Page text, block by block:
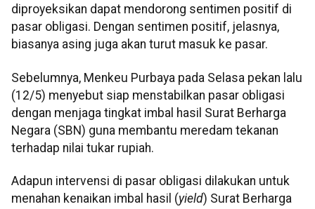
diproyeksikan dapat mendorong sentimen positif di
pasar obligasi. Dengan sentimen positif, jelasnya,
biasanya asing juga akan turut masuk ke pasar.
Sebelumnya, Menkeu Purbaya pada Selasa pekan lalu
(12/5) menyebut siap menstabilkan pasar obligasi
dengan menjaga tingkat imbal hasil Surat Berharga
Negara (SBN) guna membantu meredam tekanan
terhadap nilai tukar rupiah.
Adapun intervensi di pasar obligasi dilakukan untuk
menahan kenaikan imbal hasil (yield) Surat Berharga